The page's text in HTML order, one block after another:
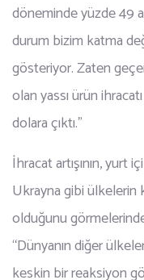
döneminde yüzde 49
durum bizim katma
gösteriyor. Zaten
olan yassı ürün
dolara çıktı.”
İhracat artışının, yurt
Ukrayna gibi ülkelerin
olduğunu
“Dünyanın diğer
keskin bir reaksiyon